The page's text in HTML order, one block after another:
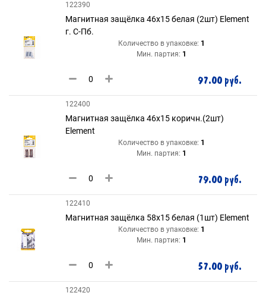
122390
Магнитная защёлка 46х15 белая (2шт) Element
г. С-Пб.
Количество в упаковке: 1
Мин. партия: 1
97.00 руб.
122400
Магнитная защёлка 46х15 коричн.(2шт)
Element
Количество в упаковке: 1
Мин. партия: 1
79.00 руб.
122410
Магнитная защёлка 58х15 белая (1шт) Element
Количество в упаковке: 1
Мин. партия: 1
57.00 руб.
122420